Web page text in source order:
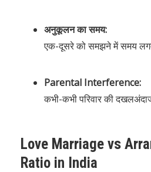
अनुकूलन का समय:
एक-दूसरे को समझने में समय
Parental Interference:
कभी-कभी परिवार की
Love Marriage vs
Ratio in India